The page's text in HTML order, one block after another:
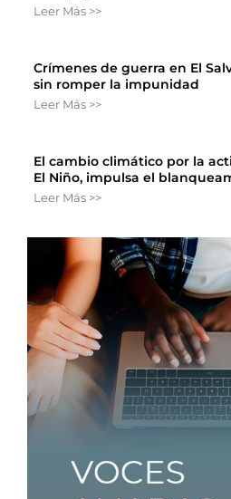
Leer Más >>
Crímenes de guerra en El
sin romper la impunidad
Leer Más >>
El cambio climático por la
El Niño, impulsa el
Leer Más >>